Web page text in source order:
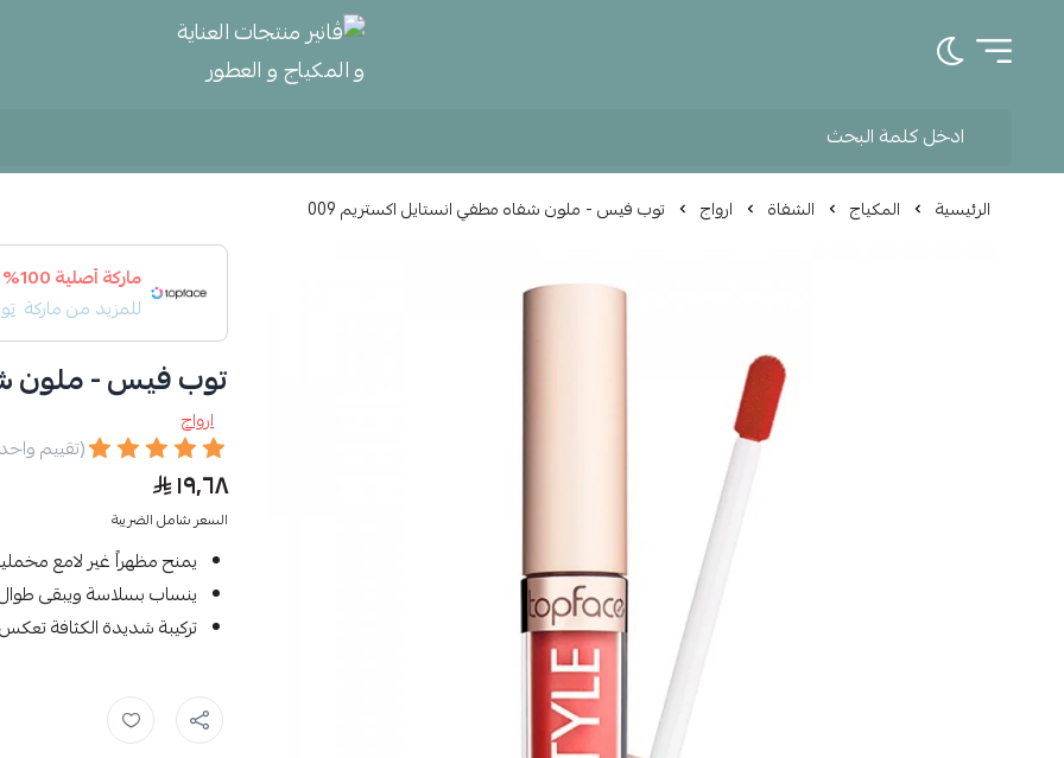
تبديل الوضع الداكن ڤانير منتجات العناية و المكياج
الرئيسية المكياج الشفاة ارواج توب فيس - ملون شفاه مطفي انستايل اكستريم 009
ماركة أصلية 100%
للمزيد من ماركة
توب فيس - ملون
ارواج
(تقييم
١٩٫٦٨
السعر شامل الضريبة
يمنح مظهراً غير لامع
ينساب بسلاسة ويبقى
تركيبة شديدة الكثافة